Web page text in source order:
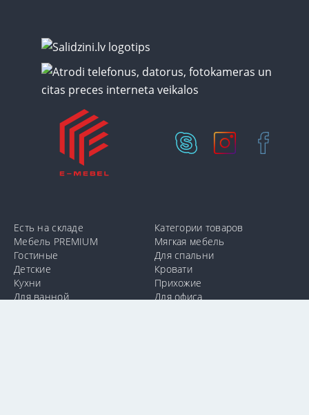
Есть на складе
Категории товаров
Мебель PREMIUM
Мягкая мебель
Гостиные
Для спальни
Детские
Кровати
Кухни
Прихожие
Для ванной
Для офиса